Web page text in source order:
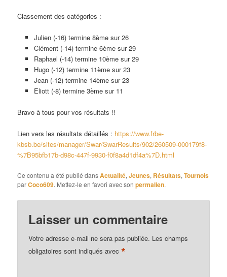
Classement des catégories :
Julien (-16) termine 8ème sur 26
Clément (-14) termine 6ème sur 29
Raphael (-14) termine 10ème sur 29
Hugo (-12) termine 11ème sur 23
Jean (-12) termine 14ème sur 23
Eliott (-8) termine 3ème sur 11
Bravo à tous pour vos résultats !!
Lien vers les résultats détaillés : https://www.frbe-
kbsb.be/sites/manager/Swar/SwarResults/902/260509-000179f8-
%7B95bfb17b-d98c-447f-9930-f0f8a4d1df4a%7D.html
Ce contenu a été publié dansActualité,Jeunes, Résultats,Tournois
parCoco609. Mettez-le en favori avec sonpermalien.
Laisser un commentaire
Votre adresse e-mail ne sera pas publiée. Les champs
obligatoires sont indiqués avec*